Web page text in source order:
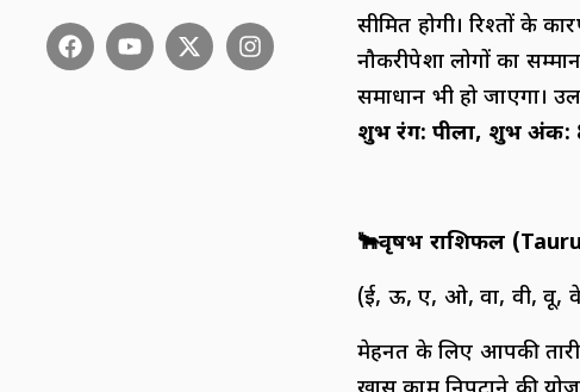
सीमित होगी। रिश्तों के
नौकरीपेशा लोगों का
समाधान भी हो जाएगा।
शुभ रंग: पीला, शुभ अंक:
🐂वृषभ राशिफल (
(ई, ऊ, ए, ओ, वा, वी, वू,
मेहनत के लिए आपकी